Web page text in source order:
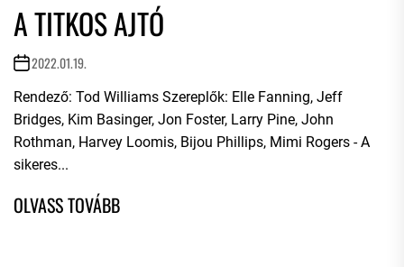
A TITKOS AJTÓ
2022.01.19.
Rendező: Tod Williams Szereplők: Elle Fanning, Jeff
Bridges, Kim Basinger, Jon Foster, Larry Pine, John
Rothman, Harvey Loomis, Bijou Phillips, Mimi Rogers - A
sikeres...